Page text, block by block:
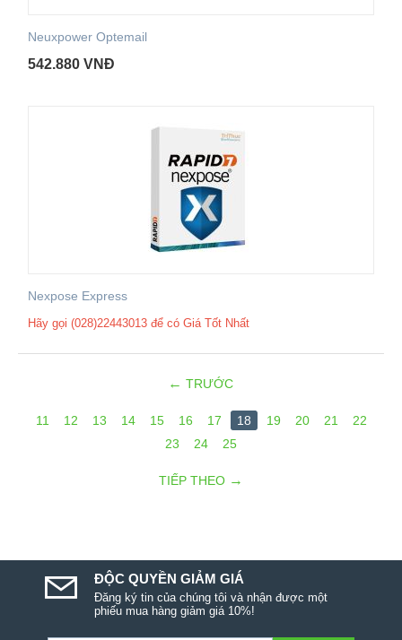
Neuxpower Optemail
542.880 VNĐ
Nexpose Express
Hãy gọi (028)22443013 để có Giá Tốt Nhất
TRƯỚC
11 12 13 14 15 16 17 18 19 20 21
22
23
24 25
TIẾP THEO
ĐỘC QUYỀN GIẢM GIÁ
Đăng ký tin của chúng tôi và nhận được một
phiếu mua hàng giảm giá 10%!